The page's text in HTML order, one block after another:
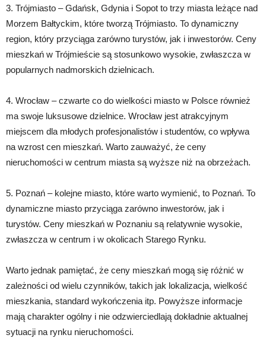
3. Trójmiasto – Gdańsk, Gdynia i Sopot to trzy miasta leżące nad
Morzem Bałtyckim, które tworzą Trójmiasto. To dynamiczny
region, który przyciąga zarówno turystów, jak i inwestorów. Ceny
mieszkań w Trójmieście są stosunkowo wysokie, zwłaszcza w
popularnych nadmorskich dzielnicach.
4. Wrocław – czwarte co do wielkości miasto w Polsce również
ma swoje luksusowe dzielnice. Wrocław jest atrakcyjnym
miejscem dla młodych profesjonalistów i studentów, co wpływa
na wzrost cen mieszkań. Warto zauważyć, że ceny
nieruchomości w centrum miasta są wyższe niż na obrzeżach.
5. Poznań – kolejne miasto, które warto wymienić, to Poznań. To
dynamiczne miasto przyciąga zarówno inwestorów, jak i
turystów. Ceny mieszkań w Poznaniu są relatywnie wysokie,
zwłaszcza w centrum i w okolicach Starego Rynku.
Warto jednak pamiętać, że ceny mieszkań mogą się różnić w
zależności od wielu czynników, takich jak lokalizacja, wielkość
mieszkania, standard wykończenia itp. Powyższe informacje
mają charakter ogólny i nie odzwierciedlają dokładnie aktualnej
sytuacji na rynku nieruchomości.